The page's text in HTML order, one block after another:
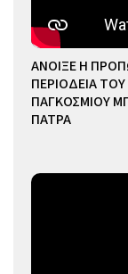
ΑΝΟΙΞΕ Η
ΠΕΡΙΟΔΕΙΑ
ΠΑΓΚΟΣΜΙΟΥ
ΠΑΤΡΑ